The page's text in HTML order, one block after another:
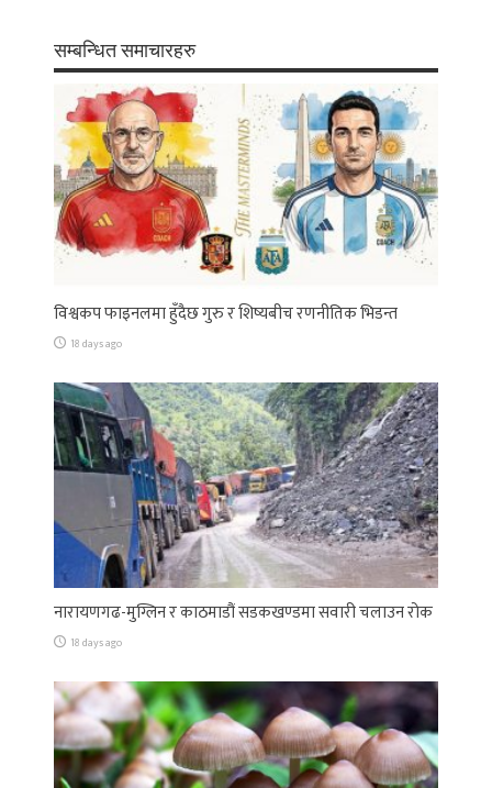
सम्बन्धित समाचारहरु
विश्वकप फाइनलमा हुँदैछ गुरु र शिष्यबीच रणनीतिक भिडन्त
18 days ago
नारायणगढ-मुग्लिन र काठमाडौं सडकखण्डमा सवारी चलाउन रोक
18 days ago